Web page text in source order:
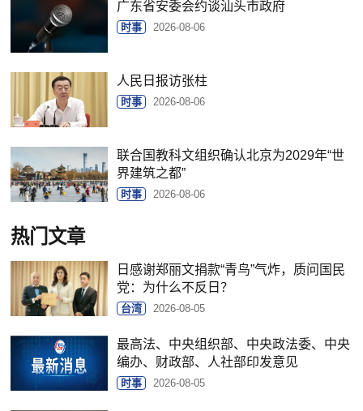
广东省安委会约谈汕头市政府
时事 2026-08-06
人民日报访张柱
时事 2026-08-06
联合国教科文组织确认北京为2029年“世
界建筑之都”
时事 2026-08-06
热门文章
日感谢郑丽文捐款“青鸟”气炸，质问国民
党：为什么不反日？
台湾 2026-08-05
最高法、中央组织部、中央政法委、中央
编办、财政部、人社部印发意见
时事 2026-08-05